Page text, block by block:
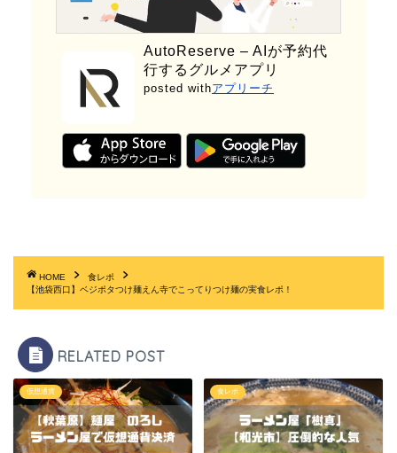
AutoReserve – AIが予約代
行するグルメアプリ
posted withアプリーチ
HOME
食レポ
【池袋西口】ベジポタつけ麺えん寺でこってりつけ麺の実食レポ！
RELATED POST
仮想通貨 食レポ